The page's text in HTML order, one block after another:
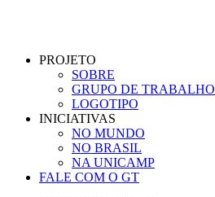
PROJETO
SOBRE
GRUPO DE TRABALHO
LOGOTIPO
INICIATIVAS
NO MUNDO
NO BRASIL
NA UNICAMP
FALE COM O GT